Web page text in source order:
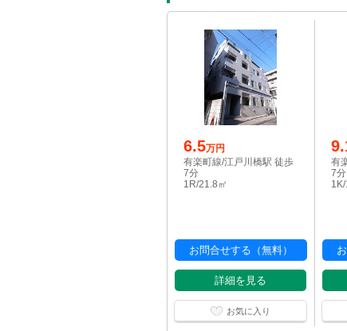
6.5万円
有楽町線/江戸川橋駅 徒歩
7分
1R/21.8㎡
お問合せする（無料）
詳細を見る
お気に入り
有
7分